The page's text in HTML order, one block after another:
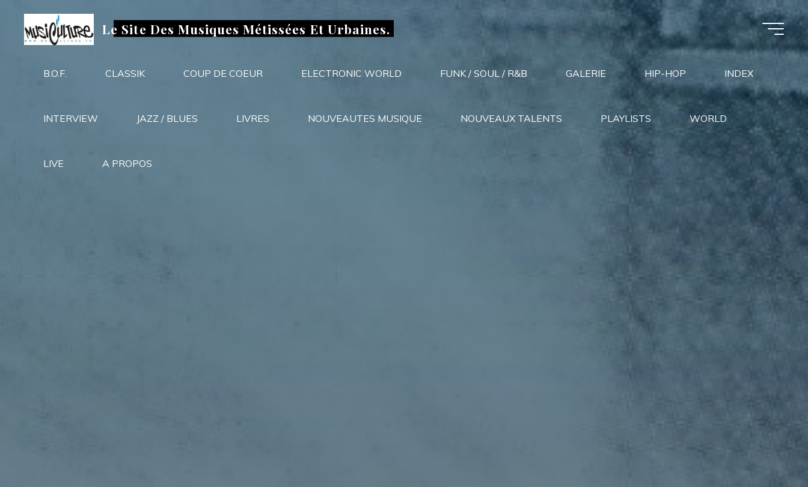
contenu
Le Site Des Musiques Métissées Et Urbaines.
B.O.F. CLASSIK COUP DE COEUR ELECTRONIC WORLD FUNK / SOUL / R&B GALERIE HIP-HOP INDEX
INTERVIEW JAZZ / BLUES LIVRES NOUVEAUTES MUSIQUE NOUVEAUX TALENTS PLAYLISTS WORLD
LIVE A PROPOS